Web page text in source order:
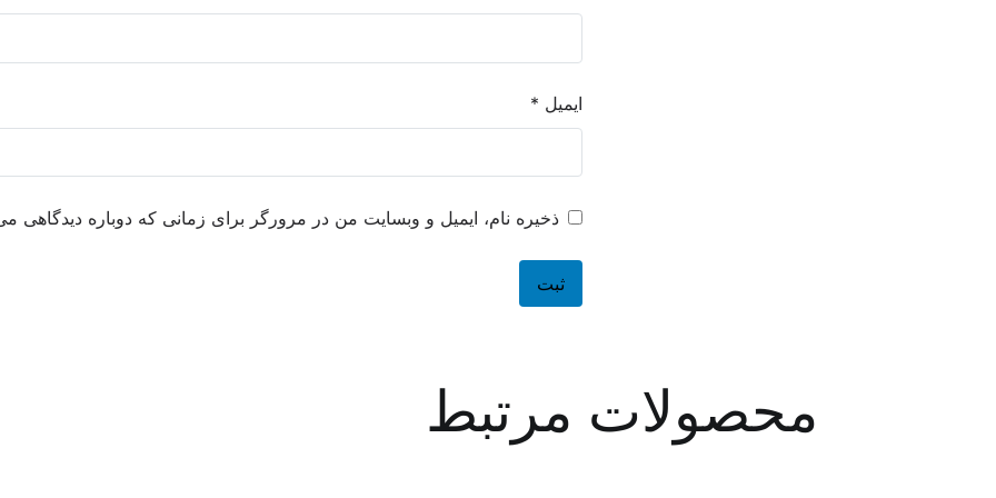
ایمیل *
ذخیره نام، ایمیل و وبسایت من در مرورگر برای زمانی که دوباره دیدگاهی
محصولات مرتبط